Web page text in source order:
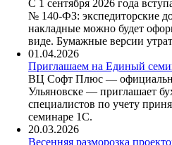
С 1 сентября 2026 года
№ 140-ФЗ: экспедиторские
накладные можно будет
виде. Бумажные версии
01.04.2026
Приглашаем на Единый
ВЦ Софт Плюс —
Ульяновске — приглашает
специалистов по учету
семинаре 1С.
20.03.2026
Весенняя разморозка